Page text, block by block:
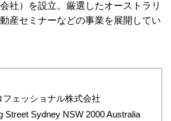
社）を設立。厳選したオーストラリ
産セミナーなどの事業を展開してい
ェッショナル株式会社
Street Sydney NSW 2000 Australia